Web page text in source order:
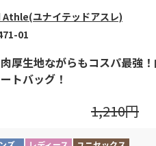
ユナイテッドアスレ)
01
厚生地ながらもコスパ最強
トバッグ！
1,210円